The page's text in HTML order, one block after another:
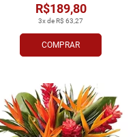
COMPRAR
3x de R$ 63,27
R$189,80